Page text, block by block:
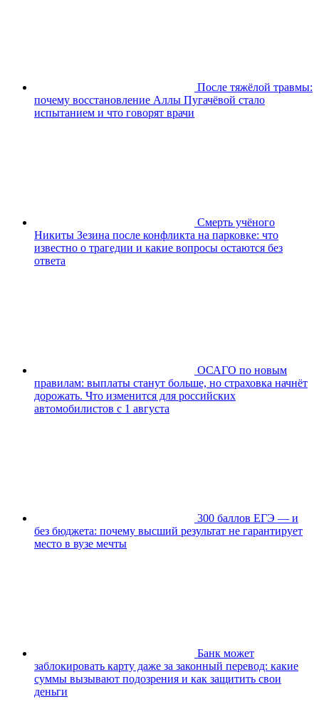
После тяжёлой травмы:
почему восстановление Аллы Пугачёвой стало
испытанием и что говорят врачи
Смерть учёного
Никиты Зезина после конфликта на парковке: что
известно о трагедии и какие вопросы остаются без
ответа
ОСАГО по новым
правилам: выплаты станут больше, но страховка начнёт
дорожать. Что изменится для российских
автомобилистов с 1 августа
300 баллов ЕГЭ — и
без бюджета: почему высший результат не гарантирует
место в вузе мечты
Банк может
заблокировать карту даже за законный перевод: какие
суммы вызывают подозрения и как защитить свои
деньги